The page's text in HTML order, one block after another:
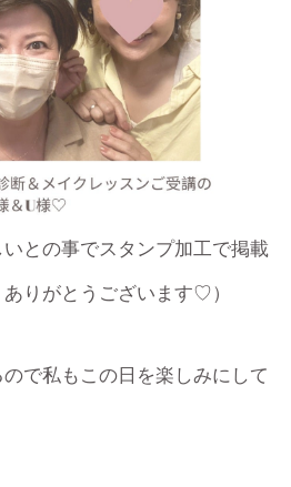
いとの事でスタンプ加工で掲載
りがとうございます♡）
で私もこの日を楽しみにして